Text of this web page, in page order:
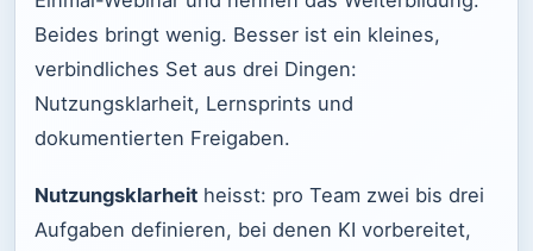
Beides bringt wenig. Besser ist ein kleines,
verbindliches Set aus drei Dingen:
Nutzungsklarheit, Lernsprints und
dokumentierten Freigaben.
Nutzungsklarheit heisst: pro Team zwei bis drei
Aufgaben definieren, bei denen KI vorbereitet,